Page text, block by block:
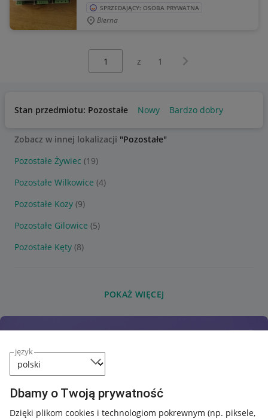
język
Dbamy o Twoją prywatność
Dzięki plikom cookies i technologiom pokrewnym (np. piksele,
SPRZEDAJĄCY: OSOBA PRYWATNA
Bierna
z 1 Następna strona
Stan przedmiotu: Pozostałe Nowy Bardzo dobry
Zobacz w innej lokalizacji "Pozostałe"
Pozostałe Żywiec (19)
Pozostałe Wilkowice (4)
Pozostałe Kozy (9)
Pozostałe Gilowice (5)
Pozostałe Kęty (8)
POKAŻ WIĘCEJ